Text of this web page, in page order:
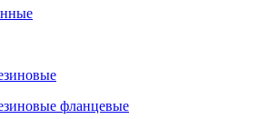
фланцевые